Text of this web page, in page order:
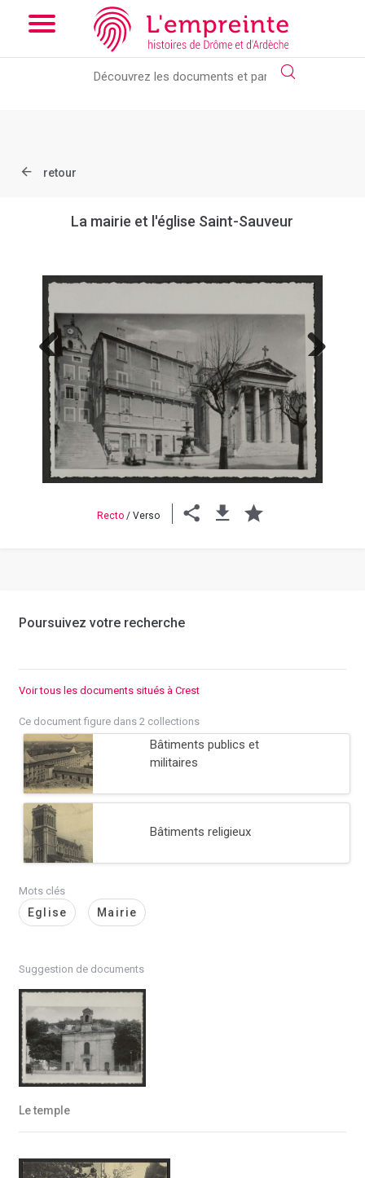
Array ( [slug] => document [ref] => B263626101_12M1 )
the new slick-theme.css if you want the default styling
retour
La mairie et l'église Saint-Sauveur
Previous Next
Recto / Verso
Poursuivez votre recherche
Voir tous les documents situés à Crest
Ce document figure dans 2 collections
Bâtiments publics et
militaires
Bâtiments religieux
Mots clés
Eglise Mairie
Suggestion de documents
Le temple